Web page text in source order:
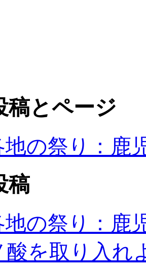
稿とページ
地の祭り：鹿
稿
地の祭り：鹿
酸を取り入れ